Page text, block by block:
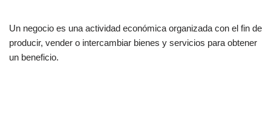
Un negocio es una actividad económica organizada con el fin de
producir, vender o intercambiar bienes y servicios para obtener
un beneficio.